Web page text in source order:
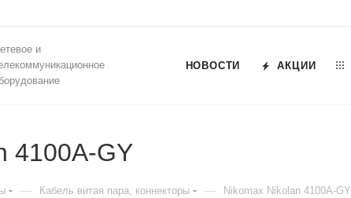
и
НОВОСТИ АКЦИИ
4100A-GY
— Кабель витая пара, коннекторы — Nikomax Nikolan 4100A-GY